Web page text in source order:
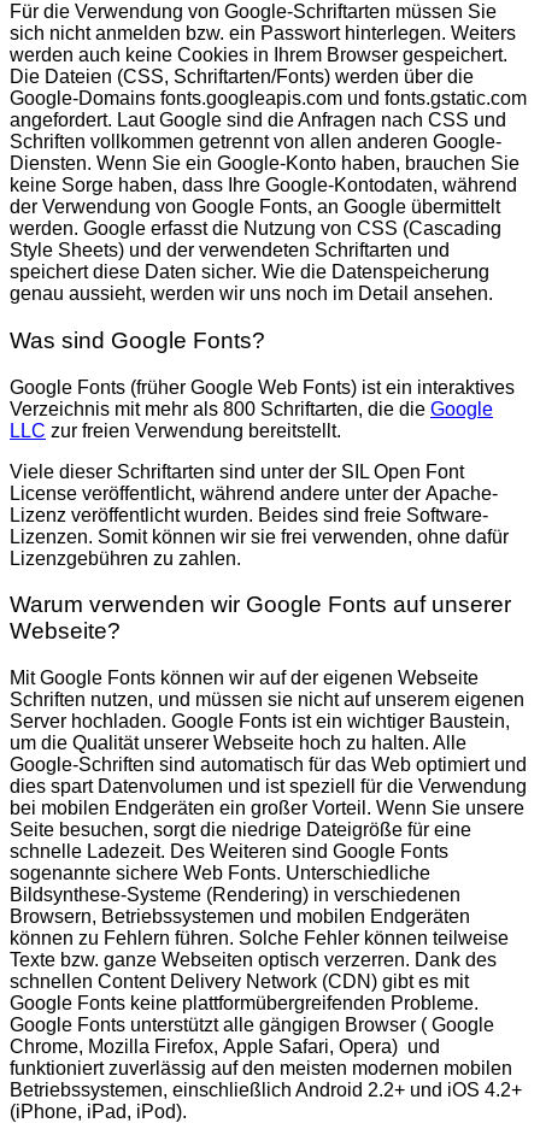
Für die Verwendung von Google-Schriftarten müssen Sie
sich nicht anmelden bzw. ein Passwort hinterlegen. Weiters
werden auch keine Cookies in Ihrem Browser gespeichert.
Die Dateien (CSS, Schriftarten/Fonts) werden über die
Google-Domains fonts.googleapis.com und fonts.gstatic.com
angefordert. Laut Google sind die Anfragen nach CSS und
Schriften vollkommen getrennt von allen anderen Google-
Diensten. Wenn Sie ein Google-Konto haben, brauchen Sie
keine Sorge haben, dass Ihre Google-Kontodaten, während
der Verwendung von Google Fonts, an Google übermittelt
werden. Google erfasst die Nutzung von CSS (Cascading
Style Sheets) und der verwendeten Schriftarten und
speichert diese Daten sicher. Wie die Datenspeicherung
genau aussieht, werden wir uns noch im Detail ansehen.
Was sind Google Fonts?
Google Fonts (früher Google Web Fonts) ist ein interaktives
Verzeichnis mit mehr als 800 Schriftarten, die die Google
LLC zur freien Verwendung bereitstellt.
Viele dieser Schriftarten sind unter der SIL Open Font
License veröffentlicht, während andere unter der Apache-
Lizenz veröffentlicht wurden. Beides sind freie Software-
Lizenzen. Somit können wir sie frei verwenden, ohne dafür
Lizenzgebühren zu zahlen.
Warum verwenden wir Google Fonts auf unserer
Webseite?
Mit Google Fonts können wir auf der eigenen Webseite
Schriften nutzen, und müssen sie nicht auf unserem eigenen
Server hochladen. Google Fonts ist ein wichtiger Baustein,
um die Qualität unserer Webseite hoch zu halten. Alle
Google-Schriften sind automatisch für das Web optimiert und
dies spart Datenvolumen und ist speziell für die Verwendung
bei mobilen Endgeräten ein großer Vorteil. Wenn Sie unsere
Seite besuchen, sorgt die niedrige Dateigröße für eine
schnelle Ladezeit. Des Weiteren sind Google Fonts
sogenannte sichere Web Fonts. Unterschiedliche
Bildsynthese-Systeme (Rendering) in verschiedenen
Browsern, Betriebssystemen und mobilen Endgeräten
können zu Fehlern führen. Solche Fehler können teilweise
Texte bzw. ganze Webseiten optisch verzerren. Dank des
schnellen Content Delivery Network (CDN) gibt es mit
Google Fonts keine plattformübergreifenden Probleme.
Google Fonts unterstützt alle gängigen Browser ( Google
Chrome, Mozilla Firefox, Apple Safari, Opera) und
funktioniert zuverlässig auf den meisten modernen mobilen
Betriebssystemen, einschließlich Android 2.2+ und iOS 4.2+
(iPhone, iPad, iPod).